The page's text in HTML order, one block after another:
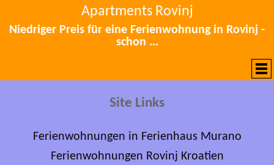
Apartments Rovinj
Niedriger Preis für eine Ferienwohnung in Rovinj -
schon ...
Site Links
Ferienwohnungen in Ferienhaus Murano
Ferienwohnungen Rovinj Kroatien